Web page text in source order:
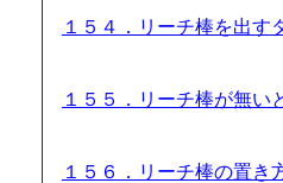
１５４．リーチ棒を出
１５５．リーチ棒が無
１５６．リーチ棒の置き